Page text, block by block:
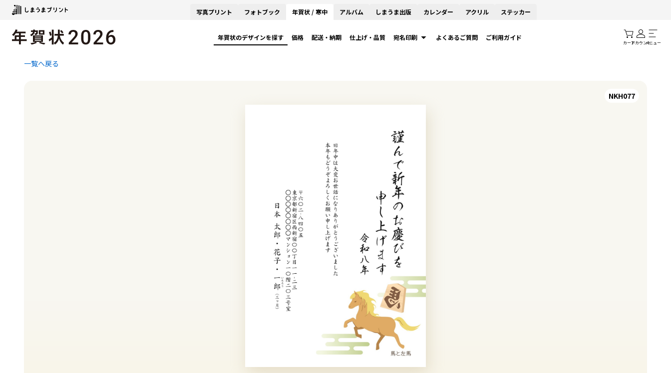
写真プリント フォトブック 年賀状 / 寒中 アルバム しまうま出版 カレンダー アクリル ステッカー
年賀状のデザインを探す 価格 配送・納期 仕上げ・品質 宛名印刷 よくあるご質問 ご利用ガイド
カートアカウントメニュー
一覧へ戻る
NKH077